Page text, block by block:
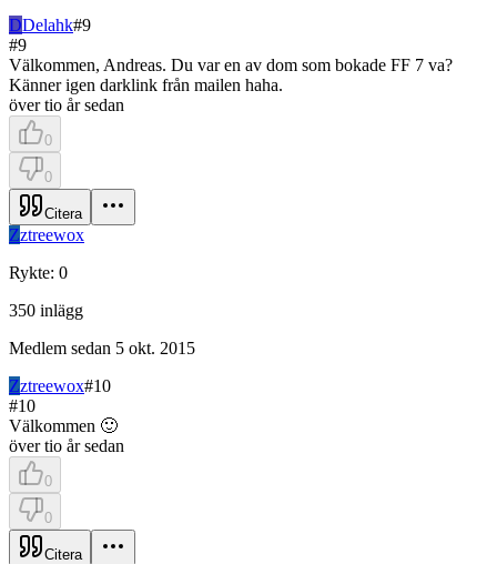
DDelahk#9
#9
Välkommen, Andreas. Du var en av dom som bokade FF 7 va?
Känner igen darklink från mailen haha.
över tio år sedan
0
0
Citera
Zztreewox
Rykte: 0
350 inlägg
Medlem sedan 5 okt. 2015
Zztreewox#10
#10
Välkommen 🙂
över tio år sedan
0
0
Citera